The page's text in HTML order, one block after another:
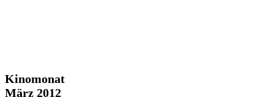
Kinomonat
März
Kinomonat
März 2012